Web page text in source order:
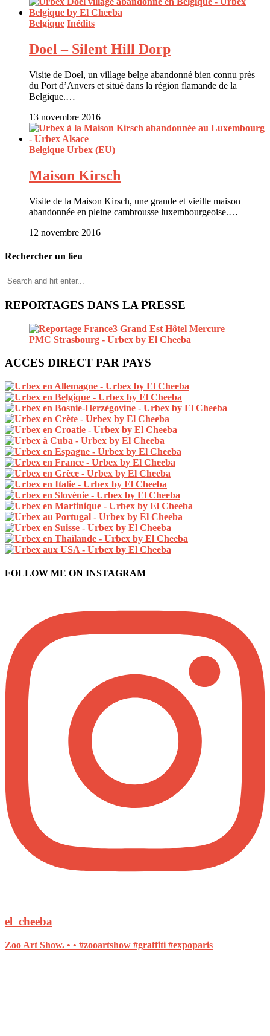
Belgique Inédits
Doel – Silent Hill Dorp
Visite de Doel, un village belge abandonné bien connu près
du Port d’Anvers et situé dans la région flamande de la
Belgique.…
13 novembre 2016
Belgique Urbex (EU)
Maison Kirsch
Visite de la Maison Kirsch, une grande et vieille maison
abandonnée en pleine cambrousse luxembourgeoise.…
12 novembre 2016
Rechercher un lieu
REPORTAGES DANS LA PRESSE
ACCES DIRECT PAR PAYS
FOLLOW ME ON INSTAGRAM
el_cheeba
Zoo Art Show. • • #zooartshow #graffiti #expoparis